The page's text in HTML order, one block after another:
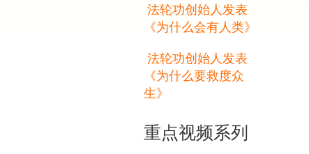
法轮功创始人发表
《为什么会有人类》
法轮功创始人发表
《为什么要救度众
生》
重点视频系列